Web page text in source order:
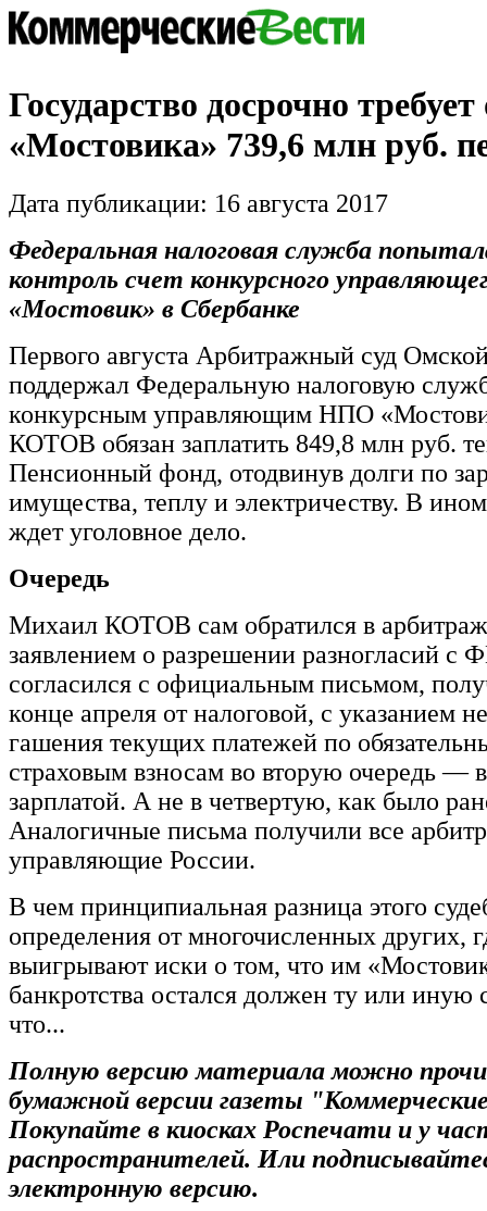
Государство досрочно требует
«Мостовика» 739,6 млн руб.
Дата публикации: 16 августа 2017
Федеральная налоговая служба
контроль счет конкурсного
«Мостовик» в Сбербанке
Первого августа Арбитражный суд
поддержал Федеральную налоговую
конкурсным управляющим НПО
КОТОВ обязан заплатить 849,8 млн руб.
Пенсионный фонд, отодвинув долги по
имущества, теплу и электричеству. В
ждет уголовное дело.
Очередь
Михаил КОТОВ сам обратился в
заявлением о разрешении разногласий с
согласился с официальным письмом,
конце апреля от налоговой, с указанием
гашения текущих платежей по
страховым взносам во вторую очередь —
зарплатой. А не в четвертую, как было
Аналогичные письма получили все
управляющие России.
В чем принципиальная разница этого
определения от многочисленных других,
выигрывают иски о том, что им
банкротства остался должен ту или
что...
Полную версию материала можно
бумажной версии газеты
Покупайте в киосках Роспечати и у
распространителей. Или
электронную версию.